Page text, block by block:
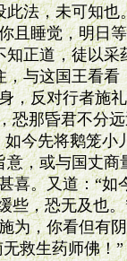
法，未可知也
睡觉，明日等
正道，徒以
与这国王看
，反对行者施
恐那昏君不分
今先将鹅笼小
，或与国丈
喜。又道：“如
些，恐无及也
为，你看但有
救生药师佛！”